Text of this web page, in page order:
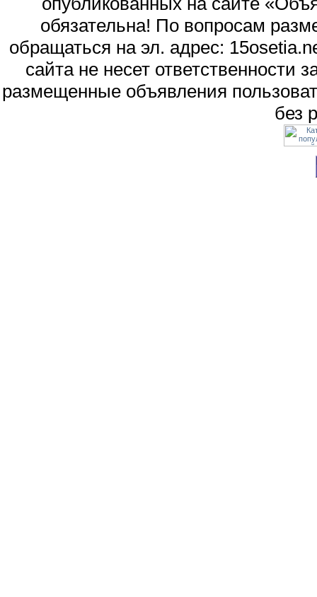
обязательна! По вопросам
обращаться на эл. адрес:
сайта не несет
размещенные объявления
без